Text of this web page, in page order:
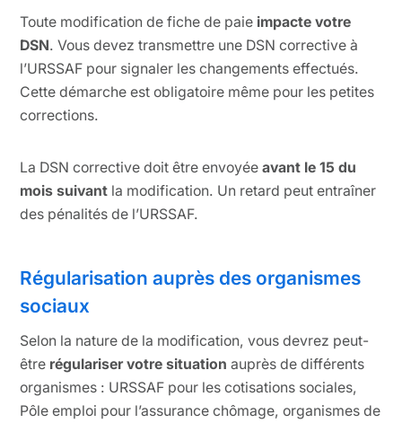
Toute modification de fiche de paie impacte votre
DSN. Vous devez transmettre une DSN corrective à
l’URSSAF pour signaler les changements effectués.
Cette démarche est obligatoire même pour les petites
corrections.
La DSN corrective doit être envoyéeavant le 15 du
mois suivant la modification. Un retard peut entraîner
des pénalités de l’URSSAF.
Régularisation auprès des organismes
sociaux
Selon la nature de la modification, vous devrez peut-
être régulariser votre situation auprès de différents
organismes : URSSAF pour les cotisations sociales,
Pôle emploi pour l’assurance chômage, organismes de